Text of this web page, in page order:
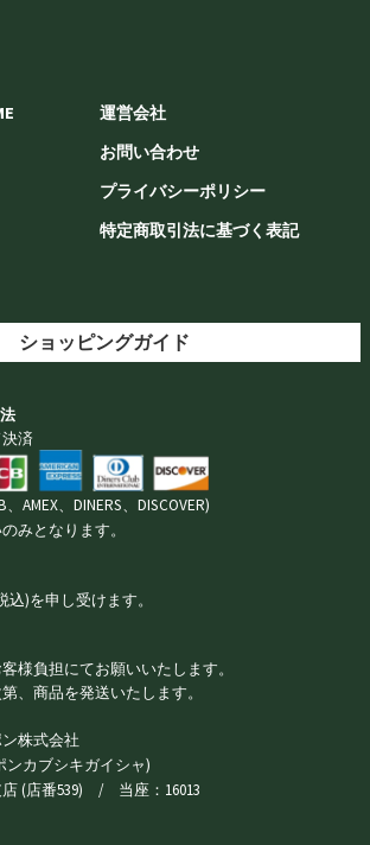
運営会社
お問い合わせ
プライバシーポリシー
特定商取引法に基づく表記
ショッピングガイド
済
AMEX、DINERS、DISCOVER)
みとなります。
込)を申し受けます。
様負担にてお願いいたします。
、商品を発送いたします。
株式会社
ンカブシキガイシャ)
(店番539) / 当座：16013